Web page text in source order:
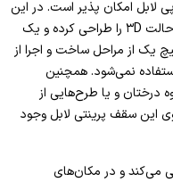
لابل امکان پذیر است. در این
صورت می‌توان با استفاده از اشکال هندسی حالت ۳D را طراحی کرده و یک
یک از مراحل ساخت و اجرا از
نمی‌شود. همچنین
درختان و یا طرح‌هایی از
این سقف پرینتی لابل وجود
می‌کند و در مکان‌های